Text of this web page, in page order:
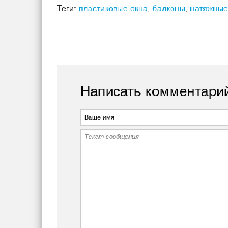
Теги: пластиковые окна балконы
Написать